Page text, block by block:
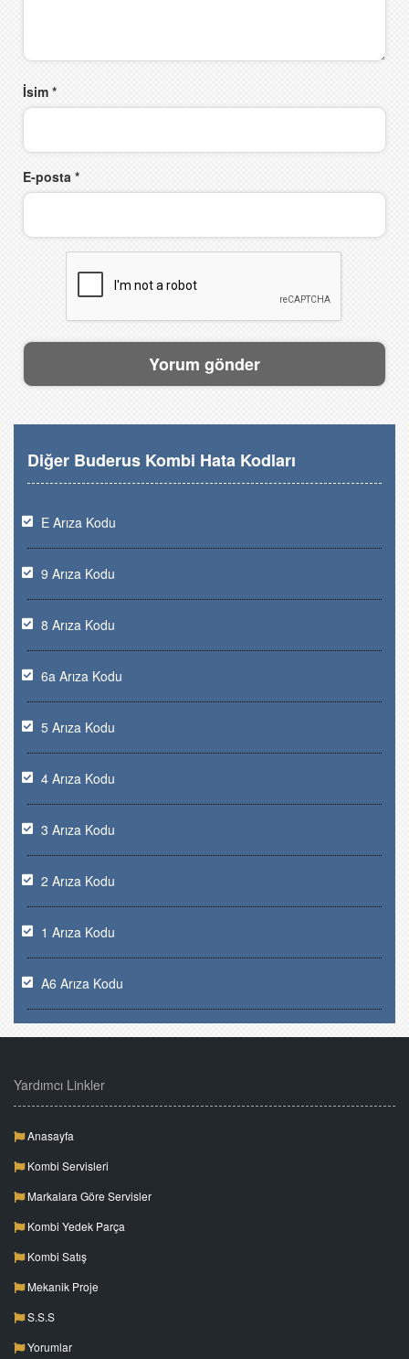
İsim *
E-posta *
Diğer Buderus Kombi Hata Kodları
E Arıza Kodu
9 Arıza Kodu
8 Arıza Kodu
6a Arıza Kodu
5 Arıza Kodu
4 Arıza Kodu
3 Arıza Kodu
2 Arıza Kodu
1 Arıza Kodu
A6 Arıza Kodu
Yardımcı Linkler
Anasayfa
Kombi Servisleri
Markalara Göre Servisler
Kombi Yedek Parça
Kombi Satış
Mekanik Proje
S.S.S
Yorumlar